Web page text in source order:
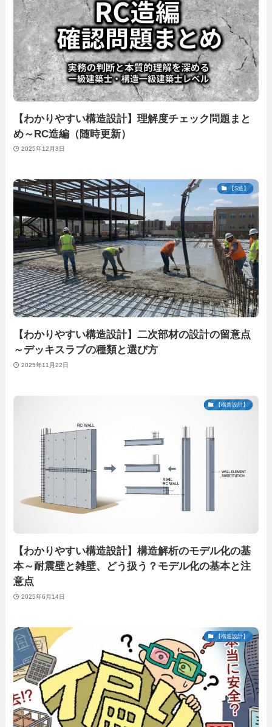
【わかりやすい構造設計】理解度チェック問題まと
め～RC造編（随時更新）
2025年12月3日
【S造】
【わかりやすい構造設計】二次部材の設計の留意点
～デッキスラブの種類と選び方
2025年11月22日
【構造設計】
【わかりやすい構造設計】構造解析のモデル化の基
本～耐震壁と雑壁、どう扱う？モデル化の基本と注
意点
2025年6月14日
【構造設計】